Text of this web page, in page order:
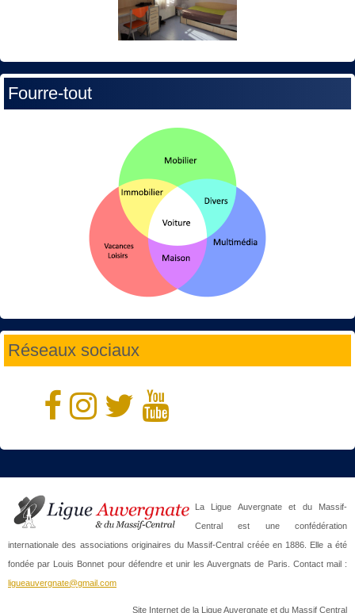
Fourre-tout
Réseaux sociaux
La Ligue Auvergnate et du Massif-
Central est une confédération
internationale des associations originaires du Massif-Central créée en 1886. Elle a été
fondée par Louis Bonnet pour défendre et unir les Auvergnats de Paris. Contact mail :
ligueauvergnate@gmail.com
Site Internet de la Ligue Auvergnate et du Massif Central